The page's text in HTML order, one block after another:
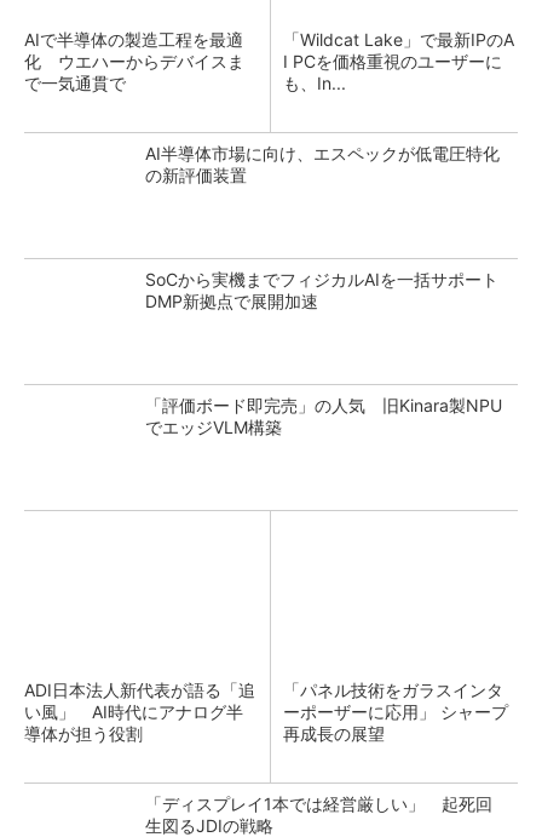
AIで半導体の製造工程を最適
化 ウエハーからデバイスま
で一気通貫で
「Wildcat Lake」で最新IPのA
I PCを価格重視のユーザーに
も、In...
AI半導体市場に向け、エスペックが低電圧特化
の新評価装置
SoCから実機までフィジカルAIを一括サポート
DMP新拠点で展開加速
「評価ボード即完売」の人気 旧Kinara製NPU
でエッジVLM構築
ADI日本法人新代表が語る「追
い風」 AI時代にアナログ半
導体が担う役割
「パネル技術をガラスインタ
ーポーザーに応用」 シャープ
再成長の展望
「ディスプレイ1本では経営厳しい」 起死回
生図るJDIの戦略